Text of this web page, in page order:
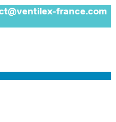
france.com